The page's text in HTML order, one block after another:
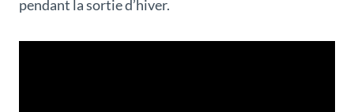
pendant la sortie d’hiver.